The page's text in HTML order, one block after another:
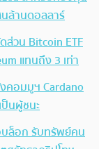
ล้านดอลลาร์
วน Bitcoin ETF
แทนถึง 3 เท่า
คอมมูฯ Cardano
นผู้ชนะ
บล็อก รับทรัพย์คน